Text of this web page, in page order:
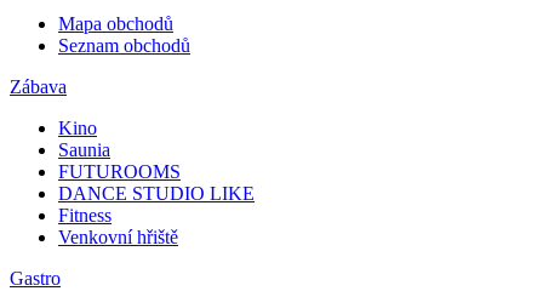
Mapa obchodů
Seznam obchodů
Zábava
Kino
Saunia
FUTUROOMS
DANCE STUDIO LIKE
Fitness
Venkovní hřiště
Gastro